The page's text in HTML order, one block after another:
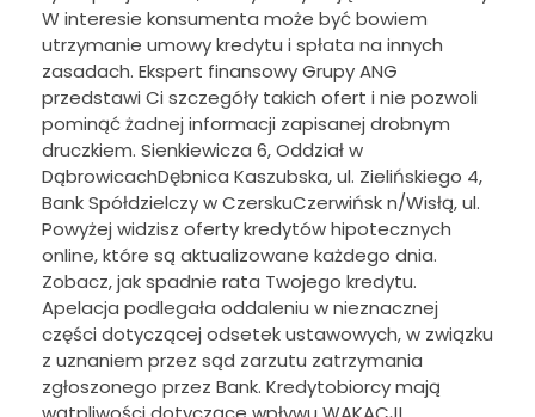
W interesie konsumenta może być bowiem
utrzymanie umowy kredytu i spłata na innych
zasadach. Ekspert finansowy Grupy ANG
przedstawi Ci szczegóły takich ofert i nie pozwoli
pominąć żadnej informacji zapisanej drobnym
druczkiem. Sienkiewicza 6, Oddział w
DąbrowicachDębnica Kaszubska, ul. Zielińskiego 4,
Bank Spółdzielczy w CzerskuCzerwińsk n/Wisłą, ul.
Powyżej widzisz oferty kredytów hipotecznych
online, które są aktualizowane każdego dnia.
Zobacz, jak spadnie rata Twojego kredytu.
Apelacja podlegała oddaleniu w nieznacznej
części dotyczącej odsetek ustawowych, w związku
z uznaniem przez sąd zarzutu zatrzymania
zgłoszonego przez Bank. Kredytobiorcy mają